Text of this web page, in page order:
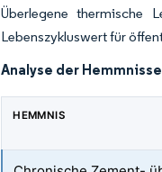
Überlegene thermische
Lebenszykluswert für
Analyse der Hemmnisse
HEMMNIS